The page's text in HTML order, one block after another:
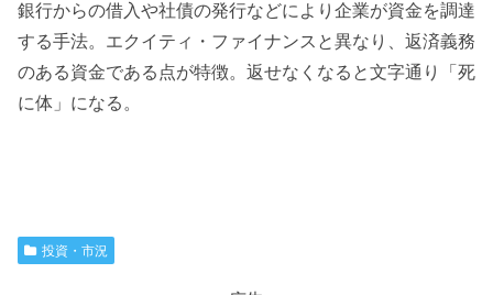
銀行からの借入や社債の発行などにより企業が資金を調達
する手法。エクイティ・ファイナンスと異なり、返済義務
のある資金である点が特徴。返せなくなると文字通り「死
に体」になる。
投資・市況